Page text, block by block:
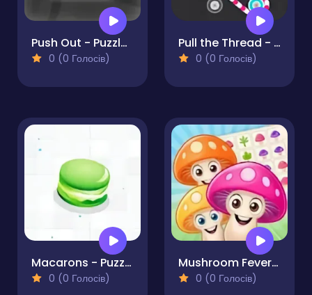
Push Out - Puzzle Adventure
0 (0 Голосів)
Pull the Thread - Puzzle
0 (0 Голосів)
Macarons - Puzzle
0 (0 Голосів)
Mushroom Fever Match 3
0 (0 Голосів)